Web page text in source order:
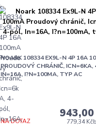
NOARK 108334 EX9L-N 4P 16A
PROUDOVÝ CHRÁNIČ, ICN=6KA,
IN=16A, I?N=100MA, TYP AC
943,00
779,34 Kč
NA DOTAZ